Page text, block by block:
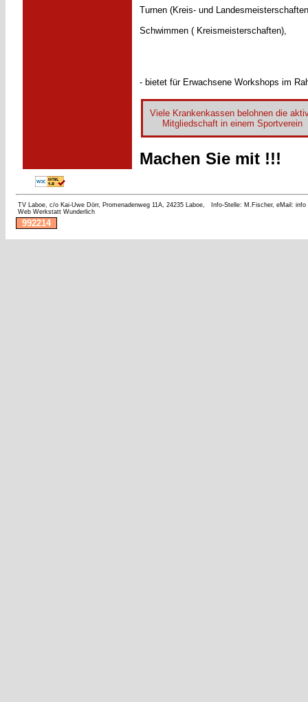
Turnen (Kreis- und
Schwimmen ( Kreismeisterschaften),
- bietet für Erwachsene Workshops im
Viele Krankenkassen belohnen die
Mitgliedschaft in einem Sportverein
Machen Sie mit !!!
TV Laboe, c/o Kai-Uwe Dörr, Promenadenweg 11A, 24235 Laboe,
Info-Stelle: M.Fischer, eMail: info
Web Werkstatt Wunderlich
992214